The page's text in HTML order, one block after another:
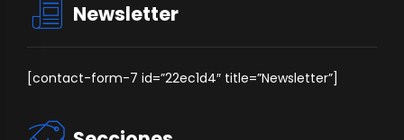
Newsletter
[contact-form-7 id=”22ec1d4″ title=”Newsletter”]